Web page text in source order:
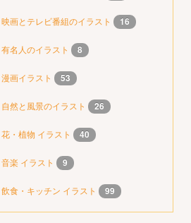
映画とテレビ番組のイラスト 16
有名人のイラスト 8
漫画イラスト 53
自然と風景のイラスト 26
花・植物 イラスト 40
音楽 イラスト 9
飲食・キッチン イラスト 99